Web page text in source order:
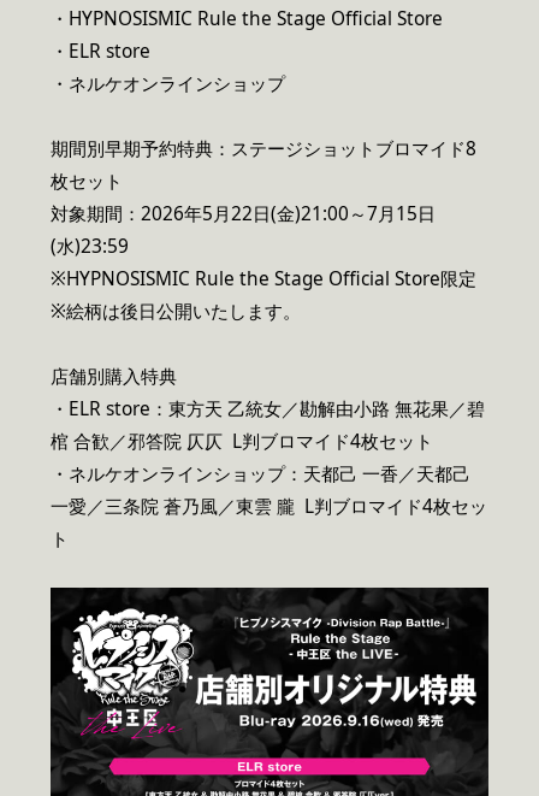
・HYPNOSISMIC Rule the Stage Official Store
・ELR store
・ネルケオンラインショップ
期間別早期予約特典：ステージショットブロマイド8
枚セット
対象期間：2026年5月22日(金)21:00～7月15日
(水)23:59
※HYPNOSISMIC Rule the Stage Official Store限定
※絵柄は後日公開いたします。
店舗別購入特典
・ELR store：東方天 乙統女／勘解由小路 無花果／碧
棺 合歓／邪答院 仄仄 L判ブロマイド4枚セット
・ネルケオンラインショップ：天都己 一香／天都己
一愛／三条院 蒼乃⾵／東雲 朧 L判ブロマイド4枚セッ
ト